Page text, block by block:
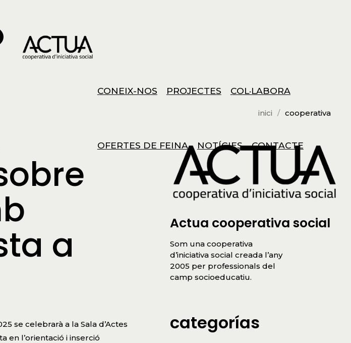
CONEIX-NOS PROJECTES COL·LABORA
OFERTES DE FEINA NOTÍCIES CONTACTE
inici cooperativa
a
se celebrarà a la Sala d’Actes
en l’orientació i inserció
Actua cooperativa social
Som una cooperativa
d’iniciativa social creada l’any
2005 per professionals del
camp socioeducatiu.
categorías